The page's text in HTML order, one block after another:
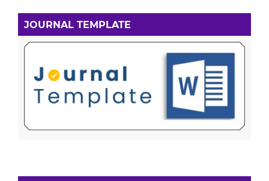
JOURNAL TEMPLATE